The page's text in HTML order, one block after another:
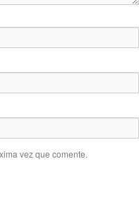
vez que comente.